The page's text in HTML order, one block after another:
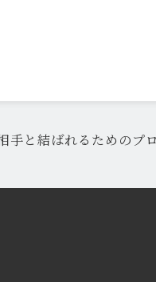
手と結ばれるためのプ